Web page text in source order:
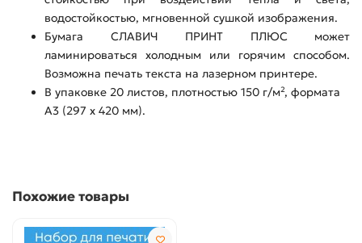
водостойкостью, мгновенной сушкой изображения.
Бумага СЛАВИЧ ПРИНТ ПЛЮС может
ламинироваться холодным или горячим способом.
Возможна печать текста на лазерном принтере.
В упаковке 20 листов, плотностью 150 г/м², формата
А3 (297 х 420 мм).
Похожие товары